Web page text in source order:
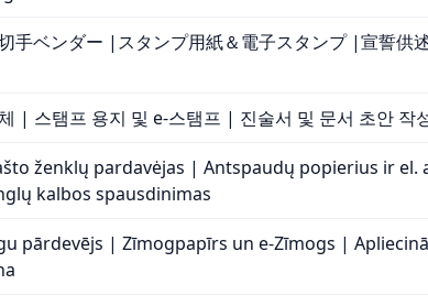
手ベンダー |スタンプ用紙＆電子スタンプ |宣誓供
| 스탬프 용지 및 e-스탬프 | 진술서 및 문서 초안 작
ženklų pardavėjas | Antspaudų popierius ir
kalbos spausdinimas
pārdevējs | Zīmogpapīrs un e-Zīmogs |